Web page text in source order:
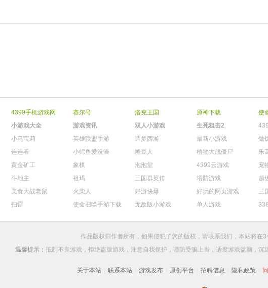
4399手机游戏网 赛尔号 洛克王国 原神下载 使
小游戏大全 游戏资讯 双人小游戏 生死狙击2
小马宝莉 英雄联盟手游 造梦西游 最新小游戏 做
连连看 小鳄鱼爱洗澡 糖豆人 植物大战僵尸 乐
黄金矿工 象棋 泡泡堂 4399云游戏 宠
斗地主 祖玛 三国群英传 塔防游戏 超
美食大战老鼠 火柴人 好游快爆 好玩的网页游戏 三
扫雷 使命召唤手游下载 无敌版小游戏 单人游戏
作品版权归作者所有，如果侵犯了您的版权，请联系我们 ，本站将在
温馨提示： 抵制不良游戏，拒绝盗版游戏，注意自我保护，谨防受骗上当，适度游戏益脑，
关于本站 联系本站 游戏发布 原创平台 招聘信息 隐私政策